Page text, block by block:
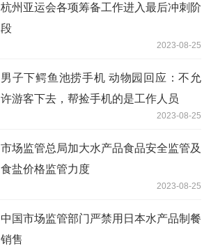
杭州亚运会各项筹备工作进入最后冲刺阶
段
2023-08-25
男子下鳄鱼池捞手机 动物园回应：不允
许游客下去，帮捡手机的是工作人员
2023-08-25
市场监管总局加大水产品食品安全监管及
食盐价格监管力度
2023-08-25
中国市场监管部门严禁用日本水产品制餐
销售